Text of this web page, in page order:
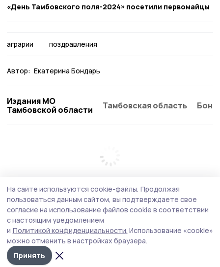
«День Тамбовского поля-2024» посетили первомайцы
аграрии поздравления
Автор: Екатерина Бондарь
Издания МО
Тамбовской области
Тамбовская область
На сайте используются cookie-файлы. Продолжая
пользоваться данным сайтом, вы подтверждаете свое
согласие на использование файлов cookie в соответствии
с настоящим уведомлением
и Политикой конфиденциальности. Использование «cookie»
можно отменить в настройках браузера.
Принять